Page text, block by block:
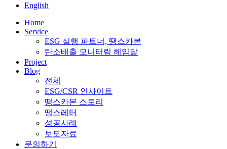
English
Home
Service
ESG 실행 파트너, 땡스카본
탄소배출 모니터링 헤임달
Project
Blog
전체
ESG/CSR 인사이트
땡스카본 스토리
땡스레터
성공사례
보도자료
문의하기